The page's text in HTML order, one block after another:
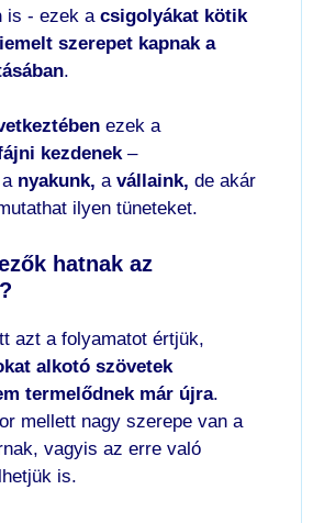
is - ezek a csigolyákat kötik
szerepet kapnak a
.
ezek a
kezdenek–
nyakunk, a vállaink, de akár
ilyen tüneteket.
hatnak az
azt a folyamatot értjük,
alkotó szövetek
termelődnek már újra.
mellett nagy szerepe van a
vagyis az erre való
is.